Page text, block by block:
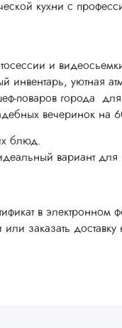
кухни с
и
инвентарь, уютная
поваров города
вечеринок на
блюд.
вариант для
в электронном
заказать доставку